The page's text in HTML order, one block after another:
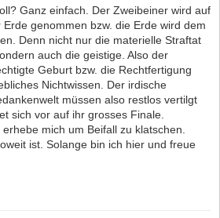
Ganz einfach. Der Zweibeiner wird auf
genommen bzw. die Erde wird dem
Denn nicht nur die materielle Straftat
auch die geistige. Also der
Geburt bzw. die Rechtfertigung
Nichtwissen. Der irdische
müssen also restlos vertilgt
sich vor auf ihr grosses Finale.
mich um Beifall zu klatschen.
ist. Solange bin ich hier und freue